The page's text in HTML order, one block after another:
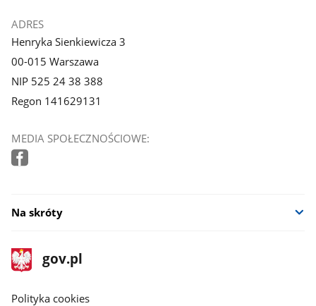
ADRES
Henryka Sienkiewicza 3
00-015 Warszawa
NIP 525 24 38 388
Regon 141629131
MEDIA SPOŁECZNOŚCIOWE:
Na skróty
stopka
gov.pl
Strona
gov.pl
gov.pl
Polityka cookies